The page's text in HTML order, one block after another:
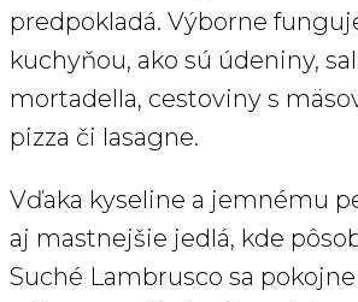
predpokladá. Výborne
kuchyňou, ako sú údeniny,
mortadella, cestoviny s
pizza či lasagne.
Vďaka kyseline a jemnému
aj mastnejšie jedlá, kde
Suché Lambrusco sa